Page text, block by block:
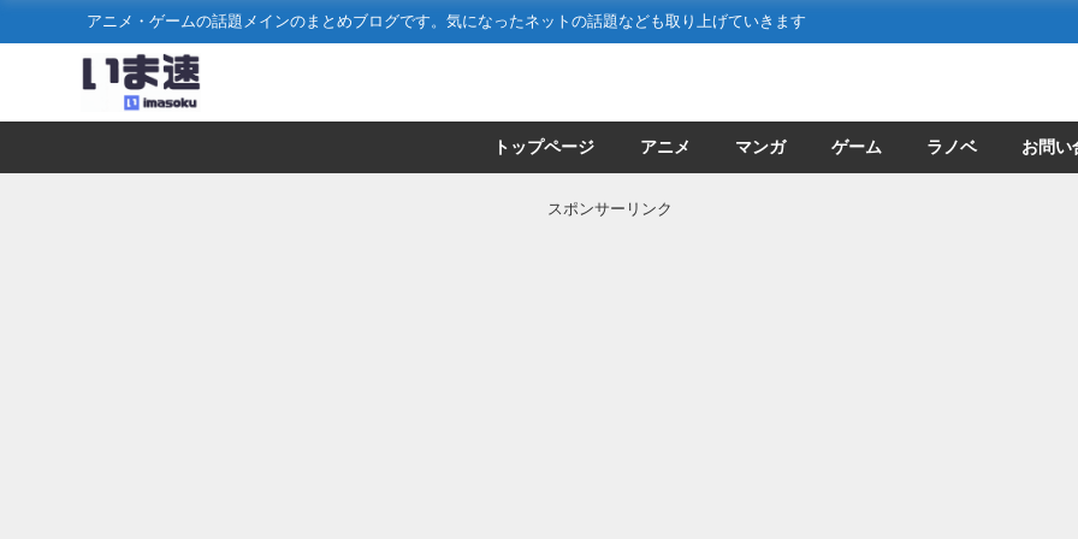
アニメ・ゲームの話題メインのまとめブログです。気になったネットの話題なども取り上げていきます
トップページ アニメ マンガ ゲーム ラノベ お問い
スポンサーリンク